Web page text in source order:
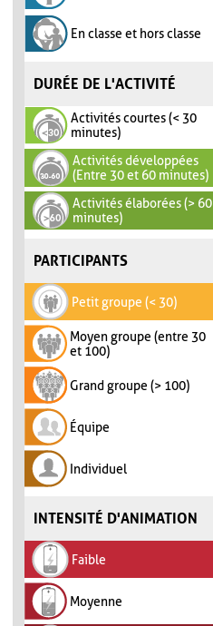
En classe et hors classe
DURÉE DE L'ACTIVITÉ
Activités courtes (< 30
minutes)
Activités développées
(Entre 30 et 60 minutes)
Activités élaborées (> 60
minutes)
PARTICIPANTS
Petit groupe (< 30)
Moyen groupe (entre 30
et 100)
Grand groupe (> 100)
Équipe
Individuel
INTENSITÉ D'ANIMATION
Faible
Moyenne